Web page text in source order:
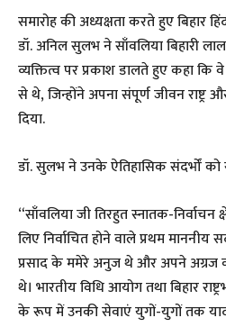
समारोह की अध्यक्षता करते हुए बिहार
डॉ. अनिल सुलभ ने साँवलिया बिहारी
व्यक्तित्व पर प्रकाश डालते हुए कहा कि
से थे, जिन्होंने अपना संपूर्ण जीवन राष्ट्र
दिया.
डॉ. सुलभ ने उनके ऐतिहासिक संदर्भों को
“साँवलिया जी तिरहुत स्नातक-निर्वाचन
लिए निर्वाचित होने वाले प्रथम माननीय
प्रसाद के ममेरे अनुज थे और अपने अग्रज
थे। भारतीय विधि आयोग तथा बिहार
के रूप में उनकी सेवाएं युगों-युगों तक